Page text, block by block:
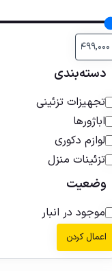
دسته‌بندی
تجهیزات تزئینی
اباژورها
لوازم دکوری
تزئینات منزل
وضعیت
موجود در انبار
اعمال کردن